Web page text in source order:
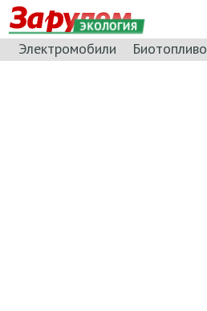
ЭКОЛОГИЯ
Электромобили Биотопливо